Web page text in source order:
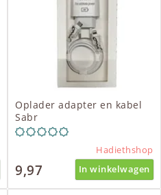
Oplader adapter en kabel
Sabr
Hadiethshop
9,97 In winkelwagen